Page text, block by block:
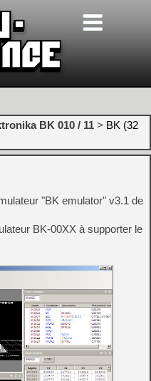
BK 010 / 11 > BK (32
"BK emulator" v3.1 de
BK-00XX à supporter le